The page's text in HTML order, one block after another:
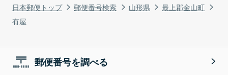
日本郵便トップ 郵便番号検索 山形県
最上郡金山町
有屋
郵便番号を調べる